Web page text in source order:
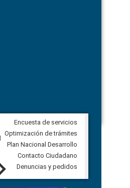
Veeduría Ciudadana para vigilar la
construcción del asfaltado de
Ballenita del cantón Santa Elena
7 agosto, 2026
Next
Encuesta de servicios
Optimización de trámites
Plan Nacional Desarrollo
Contacto Ciudadano
Denuncias y pedidos